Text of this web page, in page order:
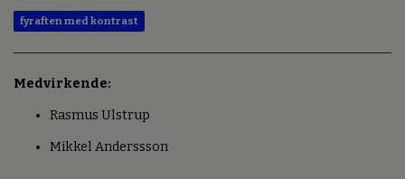
fyraften med kontrast
Medvirkende:
Rasmus Ulstrup
Mikkel Anderssson